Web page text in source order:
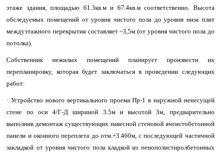
этаже здания, площадью 61.3кв.м и 67.4кв.м соответственно. Высота
обследуемых помещений от уровня чистого пола до уровня низа плит
междуэтажного перекрытия составляет ~3,5м (от уровня чистого пола до
потолка).
Собственник нежилых помещений планирует произвести их
перепланировку, которая будет заключаться в проведении следующих
работ:
· Устройство нового вертикального проема Пр-1 в наружной ненесущей
стене по оси 4/Г-Д шириной 3.5м и высотой 3м, предварительно
выполнив демонтаж существующих навесной стеновой ячеистобетонной
панели и оконного переплета до отм.+3.460м, с последующей частичной
закладкой от уровня чистого пола кладкой из пенополистиролбетонных